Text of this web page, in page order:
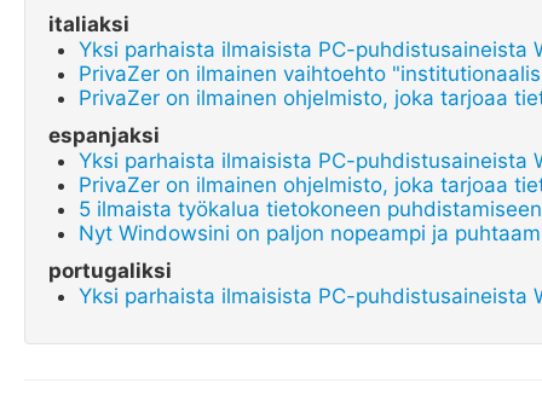
italiaksi
Yksi parhaista ilmaisista PC-puhdistusaineista
PrivaZer on ilmainen vaihtoehto
PrivaZer on ilmainen ohjelmisto, joka tarjoaa
espanjaksi
Yksi parhaista ilmaisista PC-puhdistusaineista
PrivaZer on ilmainen ohjelmisto, joka tarjoaa
5 ilmaista työkalua tietokoneen puhdistamiseen
Nyt Windowsini on paljon nopeampi ja
portugaliksi
Yksi parhaista ilmaisista PC-puhdistusaineista